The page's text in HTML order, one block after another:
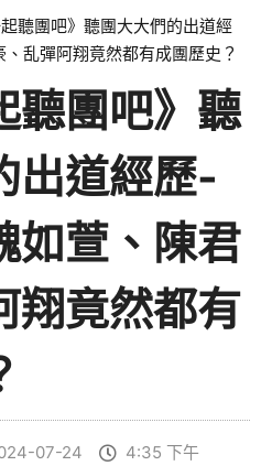
聽團吧》聽團大大們的出道經
乱彈阿翔竟然都有成團歷史？
聽團吧》聽
出道經歷-
如萱、陳君
翔竟然都有
07-24
4:35 下午